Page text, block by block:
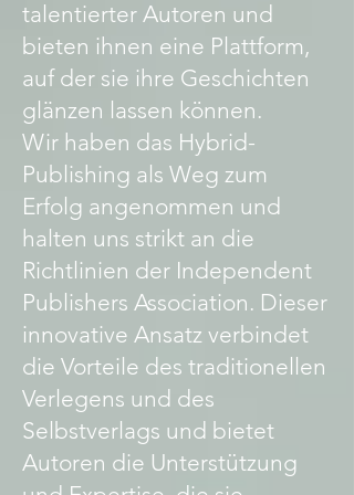
talentierter Autoren und
bieten ihnen eine Plattform,
auf der sie ihre Geschichten
glänzen lassen können.
Wir haben das Hybrid-
Publishing als Weg zum
Erfolg angenommen und
halten uns strikt an die
Richtlinien der Independent
Publishers Association. Dieser
innovative Ansatz verbindet
die Vorteile des traditionellen
Verlegens und des
Selbstverlags und bietet
Autoren die Unterstützung